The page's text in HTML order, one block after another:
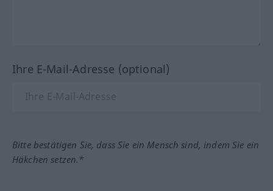
Ihre E-Mail-Adresse (optional)
Bitte bestätigen Sie, dass Sie ein Mensch sind, indem Sie ein
Häkchen setzen.*